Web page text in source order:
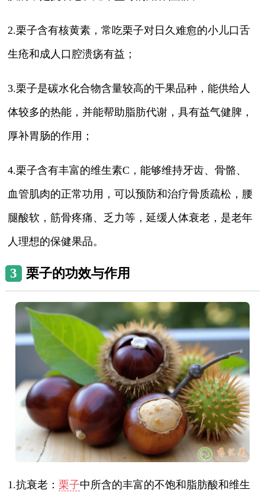
2.栗子含有核黄素，常吃栗子对日久难愈的小儿口舌
生疮和成人口腔溃疡有益；
3.栗子是碳水化合物含量较高的干果品种，能供给人
体较多的热能，并能帮助脂肪代谢，具有益气健脾，
厚补胃肠的作用；
4.栗子含有丰富的维生素C，能够维持牙齿、骨骼、
血管肌肉的正常功用，可以预防和治疗骨质疏松，腰
腿酸软，筋骨疼痛、乏力等，延缓人体衰老，是老年
人理想的保健果品。
3 栗子的功效与作用
1.抗衰老：栗子中所含的丰富的不饱和脂肪酸和维生